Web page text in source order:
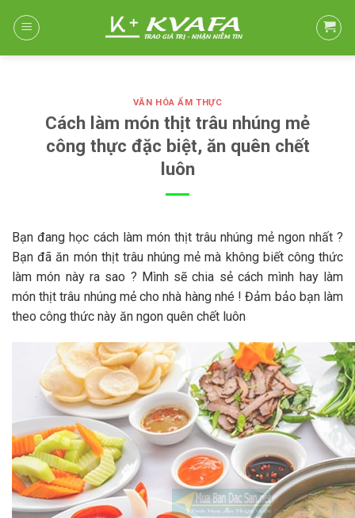
VĂN HÓA ẨM THỰC
Cách làm món thịt trâu nhúng mẻ
công thực đặc biệt, ăn quên chết
luôn
Bạn đang học cách làm món thịt trâu nhúng mẻ ngon nhất ?
Bạn đã ăn món thịt trâu nhúng mẻ mà không biết công thức
làm món này ra sao ? Mình sẽ chia sẻ cách mình hay làm
món thịt trâu nhúng mẻ cho nhà hàng nhé ! Đảm bảo bạn làm
theo công thức này ăn ngon quên chết luôn